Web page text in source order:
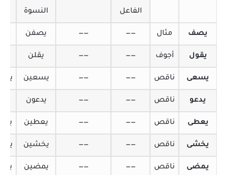
الفاعل
النسوة
يصف مثال ——
—— يصفن
يقول أجوف ——
—— يقلن
يسعى ناقص ——
—— يسعين
يدعو ناقص ——
—— يدعون
يعطى ناقص ——
—— يعطين
يخشى ناقص ——
—— يخشين
يمضى ناقص ——
—— يمضين